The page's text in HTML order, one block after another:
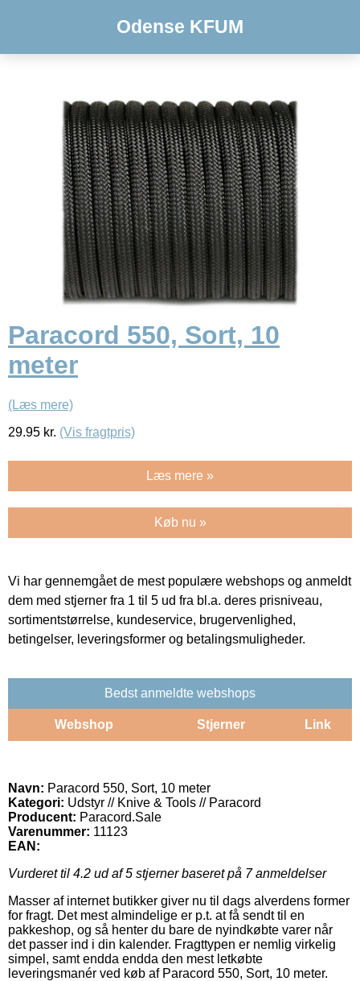
Odense KFUM
Paracord 550, Sort, 10
meter
(Læs mere)
29.95 kr. (Vis fragtpris)
Læs mere »
Køb nu »
Vi har gennemgået de mest populære webshops og anmeldt
dem med stjerner fra 1 til 5 ud fra bl.a. deres prisniveau,
sortimentstørrelse, kundeservice, brugervenlighed,
betingelser, leveringsformer og betalingsmuligheder.
Bedst anmeldte webshops
Webshop Stjerner Link
Navn: Paracord 550, Sort, 10 meter
Kategori: Udstyr // Knive & Tools // Paracord
Producent: Paracord.Sale
Varenummer: 11123
EAN:
Vurderet til 4.2 ud af 5 stjerner baseret på 7anmeldelser
Masser af internet butikker giver nu til dags alverdens former
for fragt. Det mest almindelige er p.t. at få sendt til en
pakkeshop, og så henter du bare de nyindkøbte varer når
det passer ind i din kalender. Fragttypen er nemlig virkelig
simpel, samt endda endda den mest letkøbte
leveringsmanér ved køb af Paracord 550, Sort, 10 meter.